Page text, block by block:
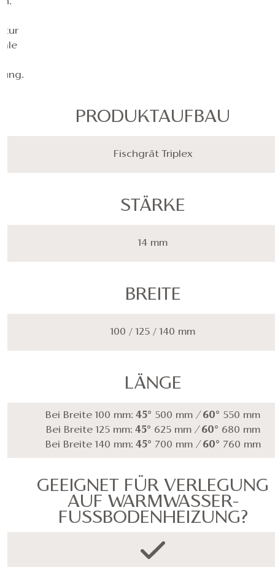
PRODUKTAUFBAU
Fischgrät Triplex
STÄRKE
14 mm
BREITE
100 / 125 / 140 mm
LÄNGE
Bei Breite 100 mm:45° 500 mm/ 60° 550 mm
Bei Breite 125 mm: 45° 625 mm / 60° 680 mm
Bei Breite 140 mm: 45° 700 mm / 60° 760 mm
GEEIGNET FÜR VERLEGUNG
AUF WARMWASSER-
FUSSBODENHEIZUNG?